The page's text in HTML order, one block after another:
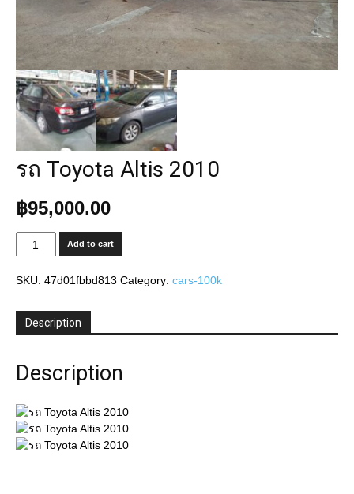
รถ Toyota Altis 2010
฿95,000.00
Toyota
Add to cart
SKU: 47d01fbbd813 Category: cars-100k
Description
Description